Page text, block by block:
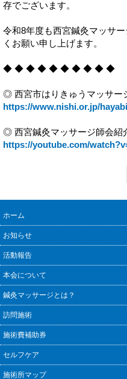
存でございます。
令和8年度も西宮鍼灸マッサ
くお願い申し上げます。
◆ ◆ ◆ ◆ ◆ ◆ ◆ ◆ ◆ ◆
◎ 西宮市はりきゅうマッサー
https://www.nishi.or.jp/
◎ 西宮鍼灸マッサージ師会紹
https://youtube.com/
ホーム
お知らせ
活動報告
本会について
鍼灸マッサージとは？
訪問施術
施術費補助券
セルフケア
施術所マップ